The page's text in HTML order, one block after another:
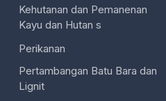
Kehutanan dan Pemanenan
Kayu dan Hutan s
Perikanan
Pertambangan Batu Bara dan
Lignit